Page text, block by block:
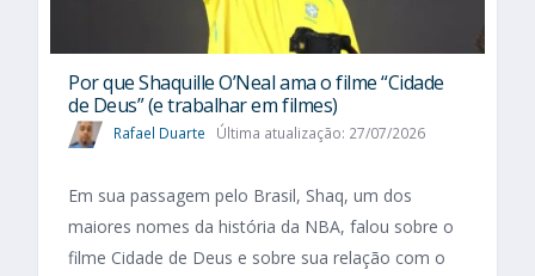
Por que Shaquille O’Neal ama o filme “Cidade
de Deus” (e trabalhar em filmes)
Rafael Duarte Última atualização: 27/07/2026
Em sua passagem pelo Brasil, Shaq, um dos
maiores nomes da história da NBA, falou sobre o
filme Cidade de Deus e sobre sua relação com o